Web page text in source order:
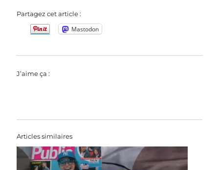
Partagez cet article :
Mastodon
J’aime ça :
Articles similaires